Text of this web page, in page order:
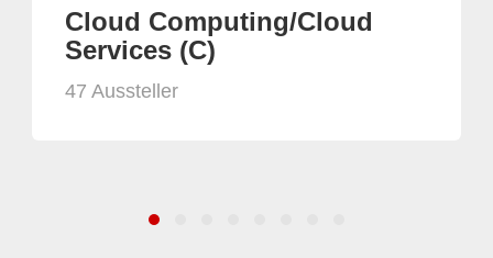
Cloud Computing/Cloud
Services (C)
47 Aussteller